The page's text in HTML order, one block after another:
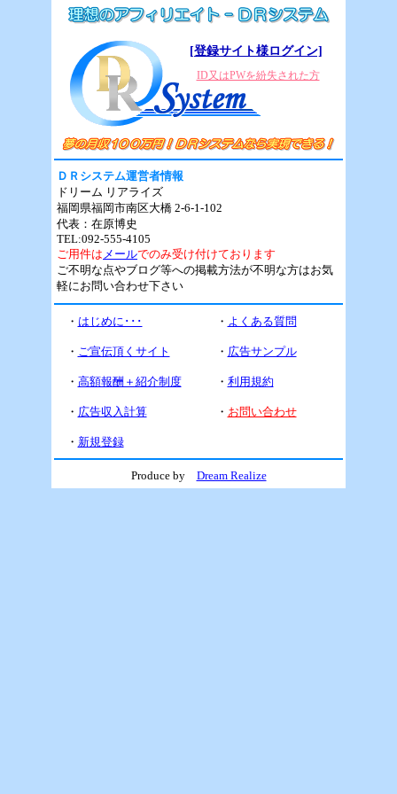
[登録サイト様ログイン]
ID又はPWを紛失された方
ＤＲシステム運営者情報
ドリーム リアライズ
福岡県福岡市南区大橋 2-6-1-102
代表：在原博史
TEL:092-555-4105
ご用件は メールでのみ受け付けております
ご不明な点やブログ等への掲載方法が不明な方はお気
軽にお問い合わせ下さい
・ はじめに･･･ ・ よくある質問
・ ご宣伝頂くサイト ・ 広告サンプル
・ 高額報酬＋紹介制度 ・ 利用規約
・ 広告収入計算 ・ お問い合わせ
・ 新規登録
Produce by Dream Realize